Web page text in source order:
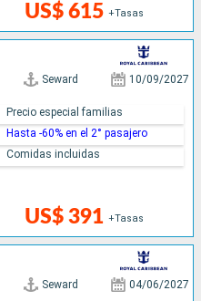
US$ 615 +Tasas
Seward 10/09/2027
US$ 391 +Tasas
Precio especial familias
Hasta -60% en el 2° pasajero
Comidas incluidas
Seward 04/06/2027